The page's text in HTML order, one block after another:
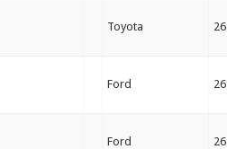
Toyota
Ford
Ford